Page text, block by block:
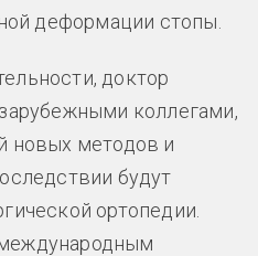
деформации стопы.
доктор
коллегами,
новых методов и
будут
ортопедии.